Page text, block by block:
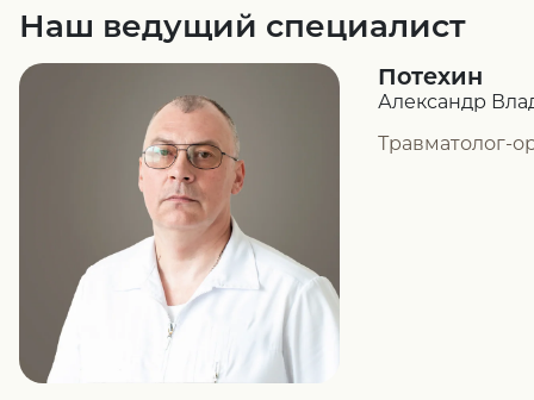
Наш ведущий специалист
Потехин
Александр
Травматолог-